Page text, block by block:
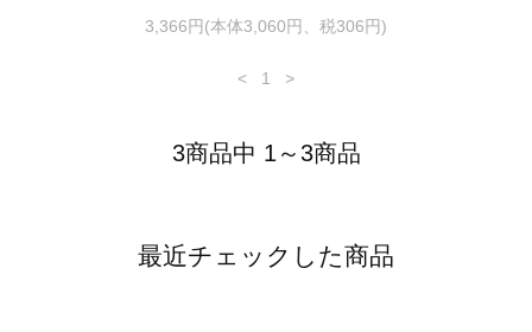
3,366円(本体3,060円、税306円)
< 1 >
3商品中 1～3商品
最近チェックした商品